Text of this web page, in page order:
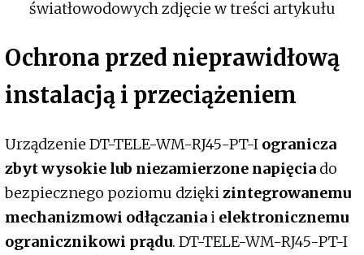
Ochrona przed nieprawidłową
instalacją i przeciążeniem
Urządzenie DT-TELE-WM-RJ45-PT-I ogranicza
zbyt wysokie lub niezamierzone napięcia do
bezpiecznego poziomu dzięki zintegrowanemu
mechanizmowi odłączania i elektronicznemu
ogranicznikowi prądu. DT-TELE-WM-RJ45-PT-I